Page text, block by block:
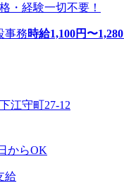
・経験一切不要！
事務時給1,100円〜1,280
江守町27-12
からOK
給